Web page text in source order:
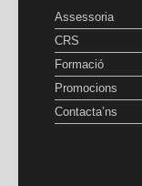
Assessoria
CRS
Formació
Promocions
Contacta’ns